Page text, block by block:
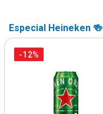
Especial Heineken 🍻
-12%